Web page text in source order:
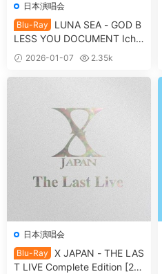
日本演唱会
Blu-Ray
LUNA SEA - GOD B
LESS YOU DOCUMENT Ichiy
a Kagiri no Fukkatsu Live LU
NA SEA Chinmoku no 7-nen
wo Koete [2011.10.19] [BDIS
2026-01-07
2.35k
日本演唱会
Blu-Ray
X JAPAN - THE LAS
T LIVE Complete Edition [20